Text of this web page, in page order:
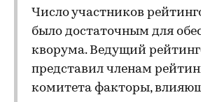
Число участников
было достаточным для
кворума. Ведущий
представил членам
комитета факторы,